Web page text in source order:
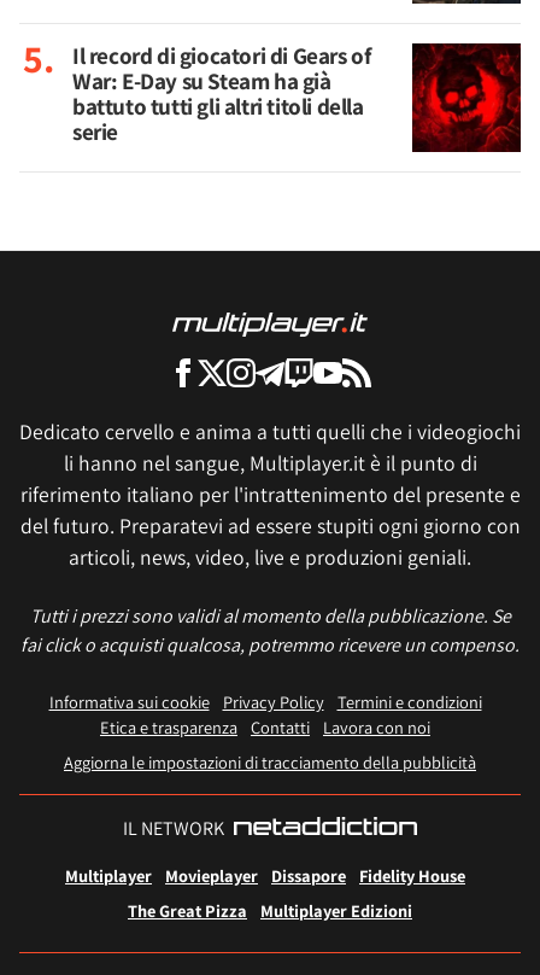
Il record di giocatori di Gears of
War: E-Day su Steam ha già
battuto tutti gli altri titoli della
serie
Dedicato cervello e anima a tutti quelli che i videogiochi
li hanno nel sangue, Multiplayer.it è il punto di
riferimento italiano per l'intrattenimento del presente e
del futuro. Preparatevi ad essere stupiti ogni giorno con
articoli, news, video, live e produzioni geniali.
Tutti i prezzi sono validi al momento della pubblicazione. Se
fai click o acquisti qualcosa, potremmo ricevere un compenso.
Informativa sui cookie Privacy Policy
Termini e condizioni
Etica e trasparenza Contatti
Lavora con noi
Aggiorna le impostazioni di tracciamento della pubblicità
IL NETWORK
Multiplayer Movieplayer Dissapore
Fidelity House
The Great Pizza
Multiplayer Edizioni